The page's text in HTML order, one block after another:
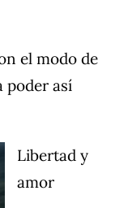
el modo de
poder así
Libertad y
amor